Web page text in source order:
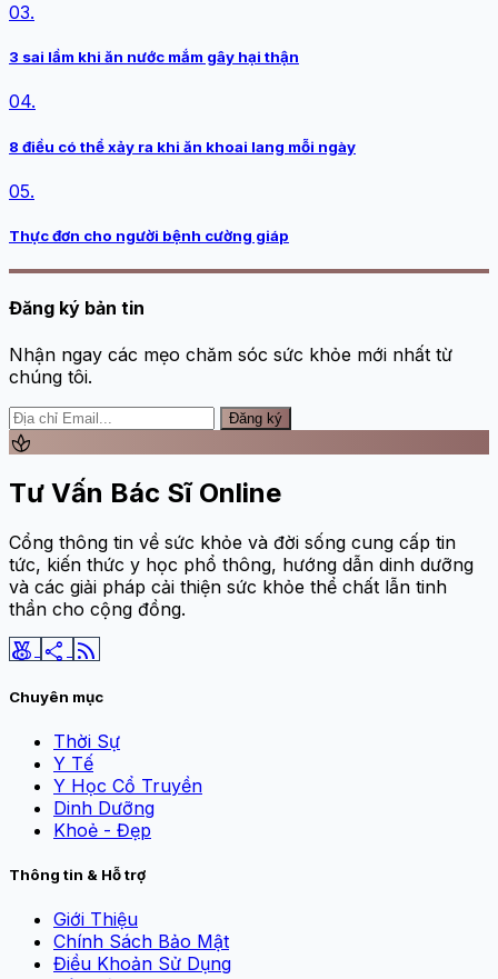
03.
3 sai lầm khi ăn nước mắm gây hại thận
04.
8 điều có thể xảy ra khi ăn khoai lang mỗi ngày
05.
Thực đơn cho người bệnh cường giáp
Đăng ký bản tin
Nhận ngay các mẹo chăm sóc sức khỏe mới nhất từ
chúng tôi.
Đăng ký
spa
Tư Vấn Bác Sĩ Online
Cổng thông tin về sức khỏe và đời sống cung cấp tin
tức, kiến thức y học phổ thông, hướng dẫn dinh dưỡng
và các giải pháp cải thiện sức khỏe thể chất lẫn tinh
thần cho cộng đồng.
social_leaderboard share rss_feed
Chuyên mục
Thời Sự
Y Tế
Y Học Cổ Truyền
Dinh Dưỡng
Khoẻ - Đẹp
Thông tin & Hỗ trợ
Giới Thiệu
Chính Sách Bảo Mật
Điều Khoản Sử Dụng